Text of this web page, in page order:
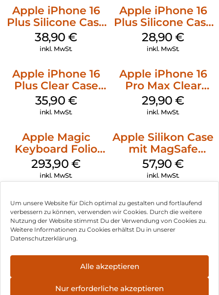
Um unsere Website für Dich optimal zu gestalten und fortlaufend
verbessern zu können, verwenden wir Cookies. Durch die weitere
Nutzung der Website stimmst Du der Verwendung von Cookies zu.
Weitere Informationen zu Cookies erhältst Du in unserer
Datenschutzerklärung.
Alle akzeptieren
Nur erforderliche akzeptieren
Apple iPhone 16
Plus Silicone Case
MagSafe Denim
38,90€
inkl. MwSt.
Apple iPhone 16
Plus Silicone Case
MagSafe Black
28,90€
inkl. MwSt.
Apple iPhone 16
Plus Clear Case
MagSafe
Transparent
35,90 €
inkl. MwSt.
Apple iPhone 16
Pro Max Clear
Case MagSafe
Transparent
29,90€
inkl. MwSt.
Apple Magic
Keyboard Folio
iPad 10.9″ (10.Gen.)
Weiß
293,90€
inkl. MwSt.
Apple Silikon Case
mit MagSafe
iPhone 14 Pro
(PRODUCT)RED
57,90€
inkl. MwSt.
Impressum